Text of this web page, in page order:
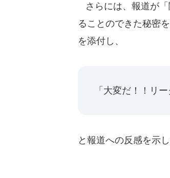
さらには、報道が
ることのできた秘密
を添付し、
「大変だ！！リ
と報道への反感を示し